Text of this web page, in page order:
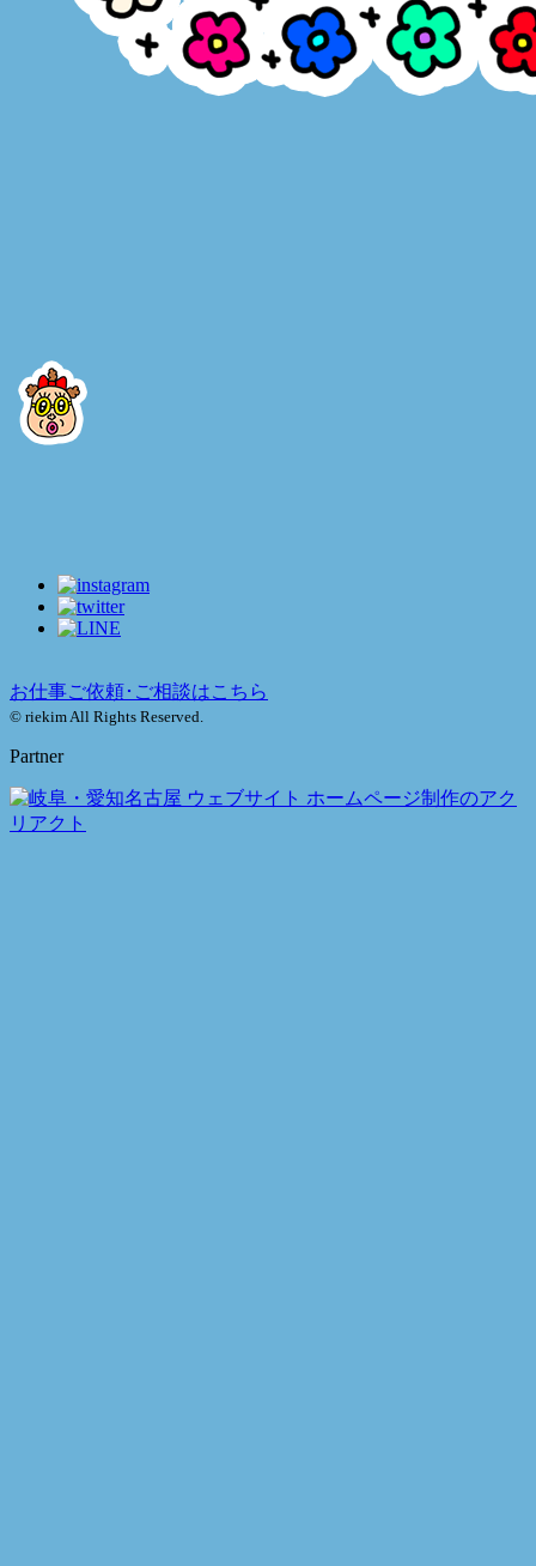
お仕事ご依頼･ご相談はこちら
© riekim All Rights Reserved.
Partner